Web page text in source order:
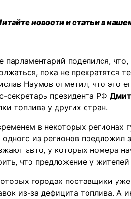
новости и статьи в
парламентарий поделился,
пока не прекратятся
Наумов отметил, что это
секретарь президента РФ
топлива у других стран.
в некоторых регионах
одного из регионов
авто, у которых номера
что предложение у
городах поставщики
из-за дефицита топлива. А